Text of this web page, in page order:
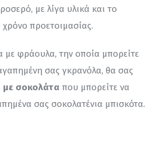
με λίγα υλικά και το
χρόνο προετοιμασίας.
με φράουλα, την οποία μπορείτε
σας γκρανόλα, θα σας
με σοκολάτα που μπορείτε να
σας σοκολατένια μπισκότα.